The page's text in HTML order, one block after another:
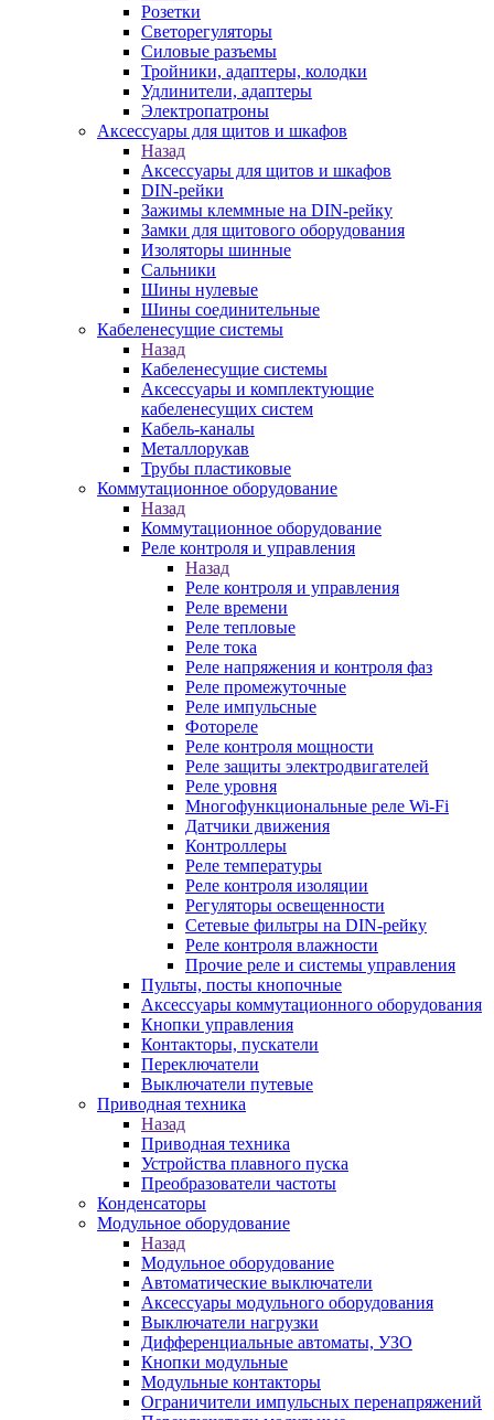
Розетки
Светорегуляторы
Силовые разъемы
Тройники, адаптеры, колодки
Удлинители, адаптеры
Электропатроны
Аксессуары для щитов и шкафов
Назад
Аксессуары для щитов и шкафов
DIN-рейки
Зажимы клеммные на DIN-рейку
Замки для щитового оборудования
Изоляторы шинные
Сальники
Шины нулевые
Шины соединительные
Кабеленесущие системы
Назад
Кабеленесущие системы
Аксессуары и комплектующие
кабеленесущих систем
Кабель-каналы
Металлорукав
Трубы пластиковые
Коммутационное оборудование
Назад
Коммутационное оборудование
Реле контроля и управления
Назад
Реле контроля и управления
Реле времени
Реле тепловые
Реле тока
Реле напряжения и контроля фаз
Реле промежуточные
Реле импульсные
Фотореле
Реле контроля мощности
Реле защиты электродвигателей
Реле уровня
Многофункциональные реле Wi-Fi
Датчики движения
Контроллеры
Реле температуры
Реле контроля изоляции
Регуляторы освещенности
Сетевые фильтры на DIN-рейку
Реле контроля влажности
Прочие реле и системы управления
Пульты, посты кнопочные
Аксессуары коммутационного оборудования
Кнопки управления
Контакторы, пускатели
Переключатели
Выключатели путевые
Приводная техника
Назад
Приводная техника
Устройства плавного пуска
Преобразователи частоты
Конденсаторы
Модульное оборудование
Назад
Модульное оборудование
Автоматические выключатели
Аксессуары модульного оборудования
Выключатели нагрузки
Дифференциальные автоматы, УЗО
Кнопки модульные
Модульные контакторы
Ограничители импульсных перенапряжений